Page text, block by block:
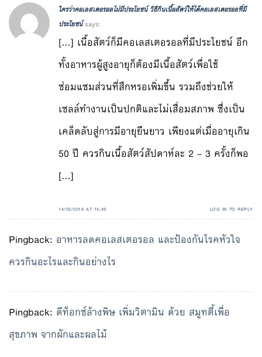
ใครว่าคอเลสเตอรอลไม่มีประโยชน์ วิธีกินเนื้อสัตว์ให้ได้คอเลสเตอรอลที่มี
ประโยชน์ says:
[…] เนื้อสัตว์ก็มีคอเลสเตอรอลที่มีประโยชน์ อีก
ทั้งอาหารผู้สูงอายุก็ต้องมีเนื้อสัตว์เพื่อใช้
ซ่อมแซมส่วนที่สึกหรอเพิ่มขึ้น รวมถึงช่วยให้
เซลล์ทำงานเป็นปกติและไม่เสื่อมสภาพ ซึ่งเป็น
เคล็ดลับสู่การมีอายุยืนยาว เพียงแต่เมื่ออายุเกิน
50 ปี ควรกินเนื้อสัตว์สัปดาห์ละ 2 – 3 ครั้งก็พอ
[…]
14/02/2018 AT 15:49 LOG IN TO REPLY
Pingback: อาหารลดคอเลสเตอรอล และป้องกันโรคหัวใจ
ควรกินอะไรและกินอย่างไร
Pingback: ดีท็อกซ์ล้างพิษ เพิ่มวิตามิน ด้วย สมูทตี้เพื่อ
สุขภาพ จากผักและผลไม้